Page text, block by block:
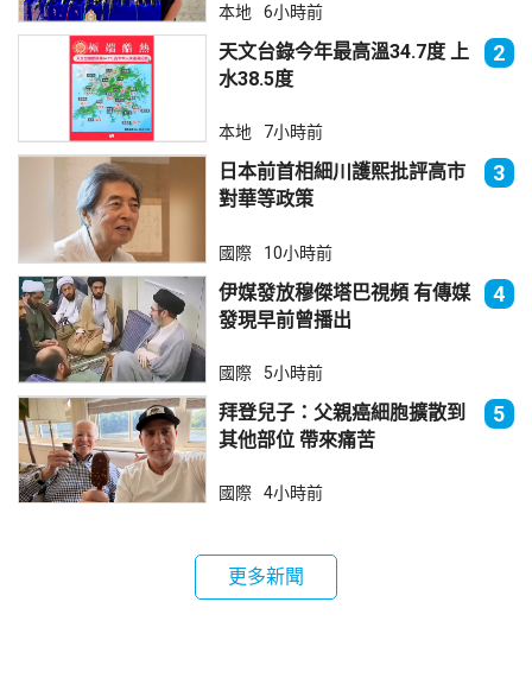
本地 6小時前
天文台錄今年最高溫34.7度 上
水38.5度
2
本地 7小時前
日本前首相細川護熙批評高市
對華等政策
3
國際 10小時前
伊媒發放穆傑塔巴視頻 有傳媒
發現早前曾播出
4
國際 5小時前
拜登兒子：父親癌細胞擴散到
其他部位 帶來痛苦
5
國際 4小時前
更多新聞